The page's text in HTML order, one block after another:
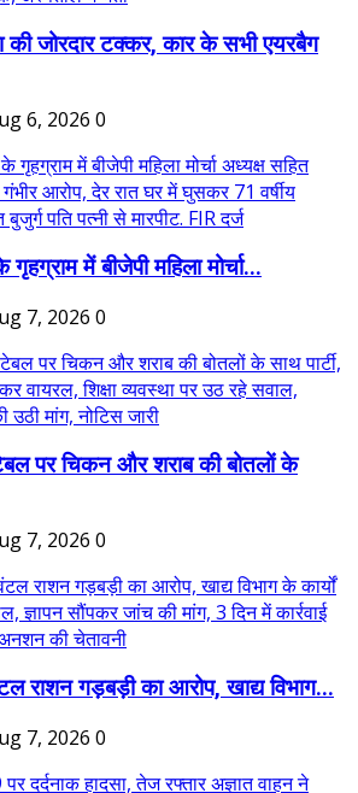
की जोरदार टक्कर, कार के सभी एयरबैग
6, 2026 0
में बीजेपी महिला मोर्चा...
7, 2026 0
पर चिकन और शराब की बोतलों के
7, 2026 0
राशन गड़बड़ी का आरोप, खाद्य विभाग...
7, 2026 0